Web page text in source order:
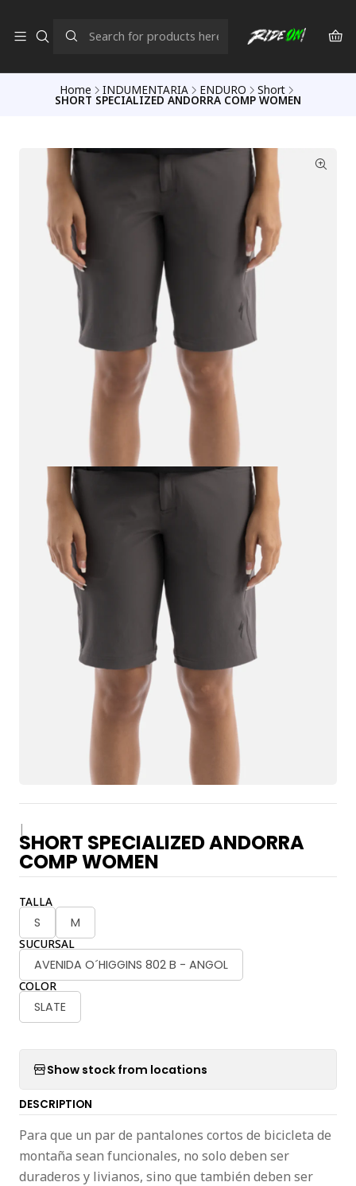
Home INDUMENTARIA ENDURO Short
SHORT SPECIALIZED ANDORRA COMP WOMEN
|
SHORT SPECIALIZED ANDORRA
COMP WOMEN
TALLA
S M
SUCURSAL
AVENIDA O´HIGGINS 802 B - ANGOL
COLOR
SLATE
Show stock from locations
DESCRIPTION
Para que un par de pantalones cortos de bicicleta de
montaña sean funcionales, no solo deben ser
duraderos y livianos, sino que también deben ser